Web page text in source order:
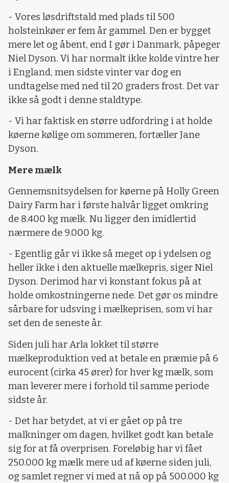
- Vores løsdriftstald med plads til 500
holsteinkøer er fem år gammel. Den er bygget
mere let og åbent, end I gør i Danmark, påpeger
Niel Dyson. Vi har normalt ikke kolde vintre her
i England, men sidste vinter var dog en
undtagelse med ned til 20 graders frost. Det var
ikke så godt i denne staldtype.
- Vi har faktisk en større udfordring i at holde
køerne kølige om sommeren, fortæller Jane
Dyson.
Mere mælk
Gennemsnitsydelsen for køerne på Holly Green
Dairy Farm har i første halvår ligget omkring
de 8.400 kg mælk. Nu ligger den imidlertid
nærmere de 9.000 kg.
- Egentlig går vi ikke så meget op i ydelsen og
heller ikke i den aktuelle mælkepris, siger Niel
Dyson. Derimod har vi konstant fokus på at
holde omkostningerne nede. Det gør os mindre
sårbare for udsving i mælkeprisen, som vi har
set den de seneste år.
Siden juli har Arla lokket til større
mælkeproduktion ved at betale en præmie på 6
eurocent (cirka 45 ører) for hver kg mælk, som
man leverer mere i forhold til samme periode
sidste år.
- Det har betydet, at vi er gået op på tre
malkninger om dagen, hvilket godt kan betale
sig for at få overprisen. Foreløbig har vi fået
250.000 kg mælk mere ud af køerne siden juli,
og samlet regner vi med at nå op på 500.000 kg